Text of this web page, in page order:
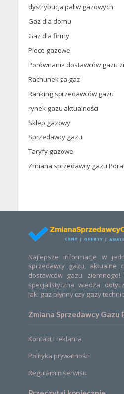
dystrybucja paliw gazowych
Gaz dla domu
Gaz dla firmy
Piece gazowe
Porównanie dostawców gazu
Rachunek za gaz
Ranking sprzedawców gazu
rynek gazu aktualności
Sklep gazowy
Sprzedawcy gazu
Taryfy gazowe
Zmiana sprzedawcy gazu
Najlepsze informacje w
sprzedawcy gazu, aktualne
dostawców gazu
specjalistyczna wiedza
jak: gaz płynny czy gazy
Zmiana Sprzedawcy Gazu
Kontakt i reklama
Polityka prywatności
Regulamin serwisu